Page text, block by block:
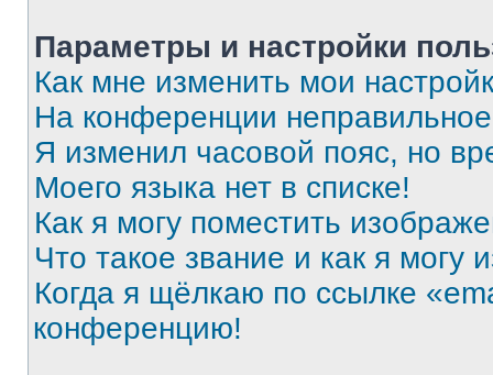
Параметры и настройки
Как мне изменить мои
На конференции
Я изменил часовой пояс, но
Моего языка нет в списке!
Как я могу поместить
Что такое звание и как я могу
Когда я щёлкаю по ссылке
конференцию!